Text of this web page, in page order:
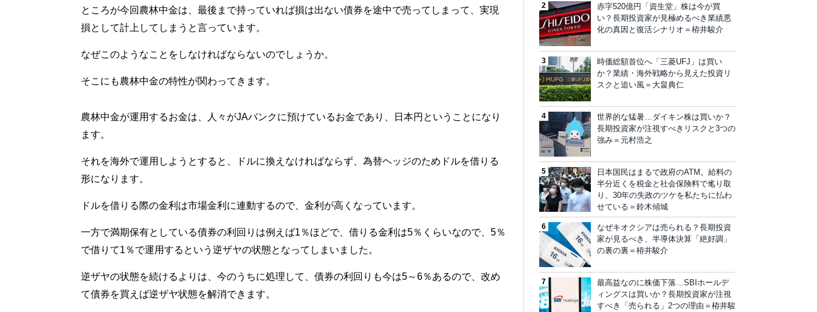
ところが今回農林中金は、最後まで持っていれば損は出ない債券を途中で売ってしまって、実現
損として計上してしまうと言っています。
なぜこのようなことをしなければならないのでしょうか。
そこにも農林中金の特性が関わってきます。
農林中金が運用するお金は、人々がJAバンクに預けているお金であり、日本円ということになり
ます。
それを海外で運用しようとすると、ドルに換えなければならず、為替ヘッジのためドルを借りる
形になります。
ドルを借りる際の金利は市場金利に連動するので、金利が高くなっています。
一方で満期保有としている債券の利回りは例えば1％ほどで、借りる金利は5％くらいなので、5％
で借りて1％で運用するという逆ザヤの状態となってしまいました。
逆ザヤの状態を続けるよりは、今のうちに処理して、債券の利回りも今は5～6％あるので、改め
て債券を買えば逆ザヤ状態を解消できます。
赤字520億円「資生堂」株は今が買
い？長期投資家が見極めるべき業績悪
化の真因と復活シナリオ＝栫井駿介
時価総額首位へ「三菱UFJ」は買い
か？業績・海外戦略から見えた投資リ
スクと追い風＝大畠典仁
世界的な猛暑…ダイキン株は買いか？
長期投資家が注視すべきリスクと3つの
強み＝元村浩之
日本国民はまるで政府のATM。給料の
半分近くを税金と社会保険料で毟り取
り、30年の失政のツケを私たちに払わ
せている＝鈴木傾城
なぜキオクシアは売られる？長期投資
家が見るべき、半導体決算「絶好調」
の裏の裏＝栫井駿介
最高益なのに株価下落…SBIホールデ
ィングスは買いか？長期投資家が注視
すべき「売られる」2つの理由＝栫井駿